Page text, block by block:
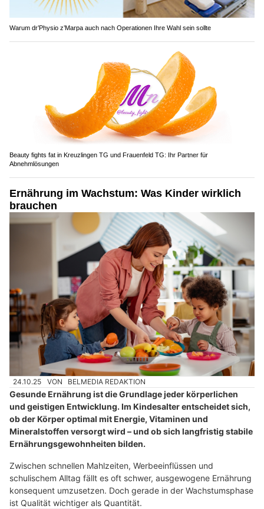
Warum dr’Physio z’Marpa auch nach Operationen Ihre Wahl sein sollte
Beauty fights fat in Kreuzlingen TG und Frauenfeld TG: Ihr Partner für
Abnehmlösungen
Ernährung im Wachstum: Was Kinder wirklich
brauchen
24.10.25 VON BELMEDIA REDAKTION
Gesunde Ernährung ist die Grundlage jeder körperlichen
und geistigen Entwicklung. Im Kindesalter entscheidet sich,
ob der Körper optimal mit Energie, Vitaminen und
Mineralstoffen versorgt wird – und ob sich langfristig stabile
Ernährungsgewohnheiten bilden.
Zwischen schnellen Mahlzeiten, Werbeeinflüssen und
schulischem Alltag fällt es oft schwer, ausgewogene Ernährung
konsequent umzusetzen. Doch gerade in der Wachstumsphase
ist Qualität wichtiger als Quantität.